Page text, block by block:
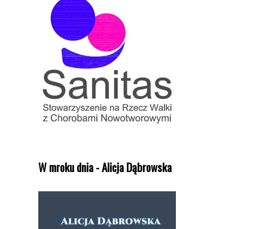
W mroku dnia - Alicja Dąbrowska